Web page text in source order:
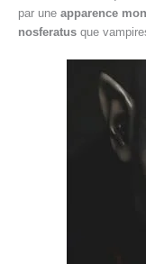
par une apparence
nosferatus que